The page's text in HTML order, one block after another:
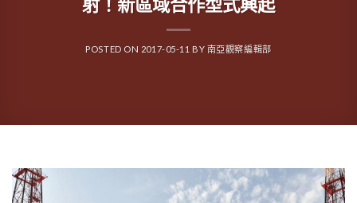
射！新區域合作型式興起
POSTED ON 2017-05-11 BY 南亞觀察編輯部